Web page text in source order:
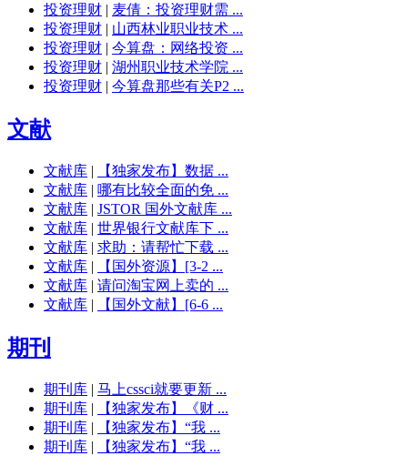
投资理财 | 麦倩：投资理财需 ...
投资理财 | 山西林业职业技术 ...
投资理财 | 今算盘：网络投资 ...
投资理财 | 湖州职业技术学院 ...
投资理财 | 今算盘那些有关P2 ...
文献
文献库 |
【独家发布】数据 ...
文献库 | 哪有比较全面的免 ...
文献库 | JSTOR 国外文献库 ...
文献库 | 世界银行文献库下 ...
文献库 | 求助：请帮忙下载 ...
文献库 |
【国外资源】[3-2 ...
文献库 | 请问淘宝网上卖的 ...
文献库 | 【国外文献】[6-6 ...
期刊
期刊库 | 马上cssci就要更新 ...
期刊库 |
【独家发布】《财 ...
期刊库 |
【独家发布】“我 ...
期刊库 |
【独家发布】“我 ...